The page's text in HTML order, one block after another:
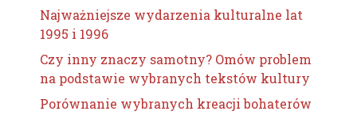
Najważniejsze wydarzenia kulturalne lat
1995 i 1996
Czy inny znaczy samotny? Omów problem
na podstawie wybranych tekstów kultury
Porównanie wybranych kreacji bohaterów